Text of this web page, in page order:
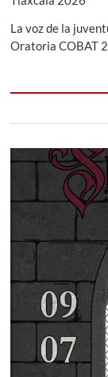
La voz de la
Oratoria COBAT